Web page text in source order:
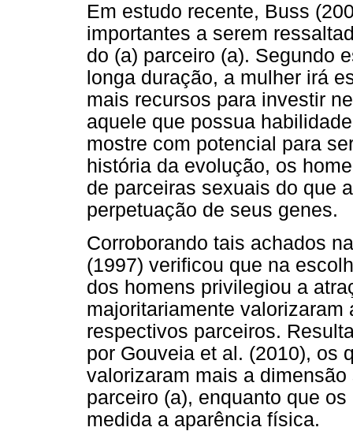
Em estudo recente, Buss
importantes a serem
do (a) parceiro (a). Segundo
longa duração, a mulher irá
mais recursos para investir
aquele que possua
mostre com potencial para
história da evolução, os
de parceiras sexuais do que
perpetuação de seus genes.
Corroborando tais achados
(1997) verificou que na
dos homens privilegiou a
majoritariamente
respectivos parceiros.
por Gouveia et al. (2010), os
valorizaram mais a
parceiro (a), enquanto que
medida a aparência física.